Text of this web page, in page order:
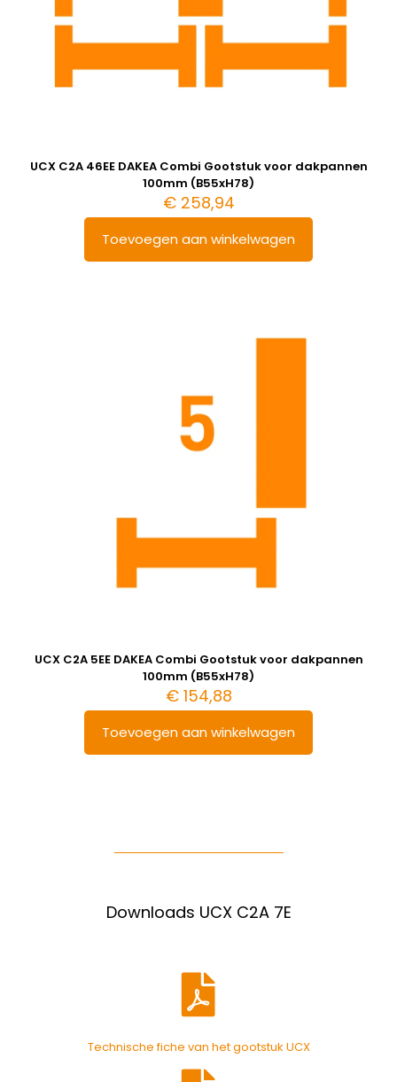
UCX C2A 46EE DAKEA Combi Gootstuk voor dakpannen
100mm (B55xH78)
€258,94
Toevoegen aan winkelwagen
UCX C2A 5EE DAKEA Combi Gootstuk voor dakpannen
100mm (B55xH78)
€154,88
Toevoegen aan winkelwagen
Downloads UCX C2A 7E
Technische fiche van het gootstuk UCX